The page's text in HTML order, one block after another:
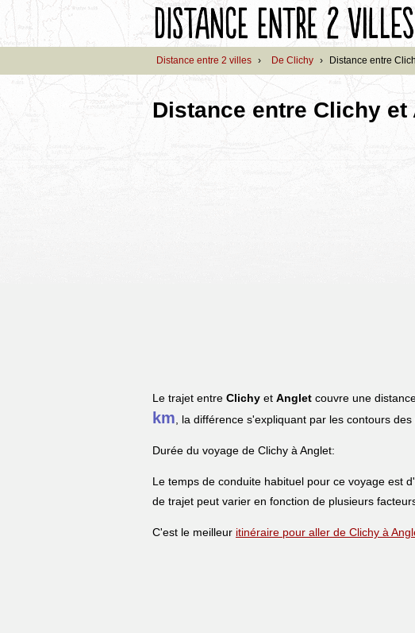
Distance entre 2 villes › De Clichy › Distance entre
Distance entre Clichy et
Le trajet entre Clichy et Anglet couvre une
km , la différence s'expliquant par les contours
Durée du voyage de Clichy à Anglet:
Le temps de conduite habituel pour ce voyage est
de trajet peut varier en fonction de plusieurs
C'est le meilleur itinéraire pour aller de Clichy à